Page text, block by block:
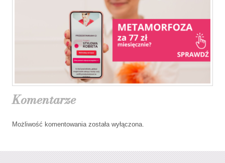
Komentarze
Możliwość komentowania została wyłączona.